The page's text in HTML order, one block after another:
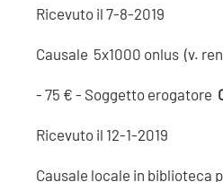
Ricevuto il 7-8-2019
Causale 5x1000 onlus (v.
- 75 € - Soggetto erogatore
Ricevuto il 12-1-2019
Causale locale in biblioteca